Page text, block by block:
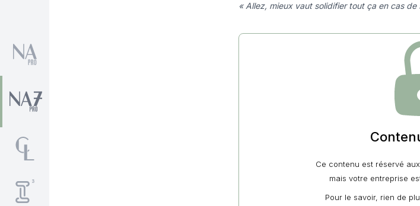
« Allez, mieux vaut solidifier tout ça en cas
Ce contenu est réservé
mais votre entreprise
Pour le savoir, rien de